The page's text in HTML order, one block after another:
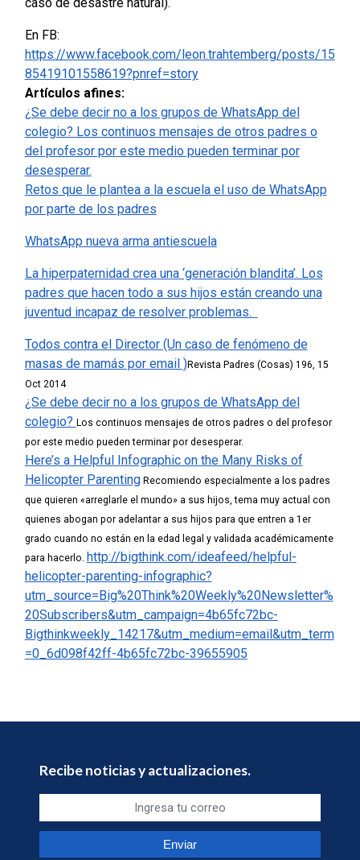
En FB:
https://www.facebook.com/leon.trahtemberg/posts/15
85419101558619?pnref=story
Artículos afines:
¿Se debe decir no a los grupos de WhatsApp del
colegio? Los continuos mensajes de otros padres o
del profesor por este medio pueden terminar por
desesperar.
Retos que le plantea a la escuela el uso de WhatsApp
por parte de los padres
WhatsApp nueva arma antiescuela
La hiperpaternidad crea una ‘generación blandita’. Los
padres que hacen todo a sus hijos están creando una
juventud incapaz de resolver problemas.
Todos contra el Director (Un caso de fenómeno de
masas de mamás por email )Revista Padres (Cosas) 196, 15
Oct 2014
¿Se debe decir no a los grupos de WhatsApp del
colegio? Los continuos mensajes de otros padres o del profesor
por este medio pueden terminar por desesperar.
Here’s a Helpful Infographic on the Many Risks of
Helicopter Parenting Recomiendo especialmente a los padres
que quieren «arreglarle el mundo» a sus hijos, tema muy actual con
quienes abogan por adelantar a sus hijos para que entren a 1er
grado cuando no están en la edad legal y validada académicamente
para hacerlo. http://bigthink.com/ideafeed/helpful-
helicopter-parenting-infographic?
utm_source=Big%20Think%20Weekly%20Newsletter%
20Subscribers&utm_campaign=4b65fc72bc-
Bigthinkweekly_14217&utm_medium=email&utm_term
=0_6d098f42ff-4b65fc72bc-39655905
Recibe noticias y actualizaciones.